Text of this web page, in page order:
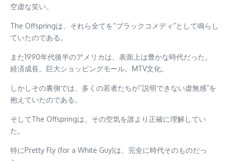
空虚な笑い。
The Offspringは、それら全てを“ブラックコメディ”として鳴らし
ていたのである。
また1990年代後半のアメリカは、表面上は豊かな時代だった。
経済成長。巨大ショッピングモール。MTV文化。
しかしその裏側では、多くの若者たちが“説明できない虚無感”を
抱えていたのである。
そしてThe Offspringは、その空気を誰より正確に理解してい
た。
特にPretty Fly (for a White Guy)は、完全に時代そのものだっ